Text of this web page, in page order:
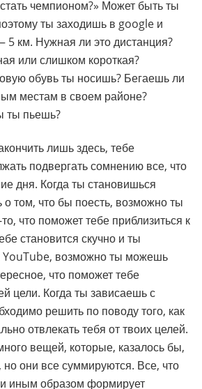
чемпионом?» Может быть ты
ты заходишь в google и
5 км. Нужная ли это дистанция?
или слишком короткая?
обувь ты носишь? Бегаешь ли
местам в своем районе?
ты пьешь?
лишь здесь, тебе
подвергать сомнению все, что
дня. Когда ты становишься
том, что бы поесть, возможно ты
что поможет тебе приблизиться к
становится скучно и ты
YouTube, возможно ты можешь
что поможет тебе
цели. Когда ты зависаешь с
решить по поводу того, как
отвлекать тебя от твоих целей.
вещей, которые, казалось бы,
они все суммируются. Все, что
иным образом формирует